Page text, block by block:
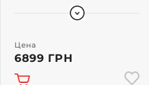
Цена
6899 ГРН